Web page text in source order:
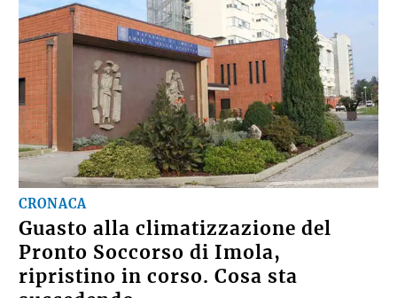
CRONACA
Guasto alla climatizzazione del
Pronto Soccorso di Imola,
ripristino in corso. Cosa sta